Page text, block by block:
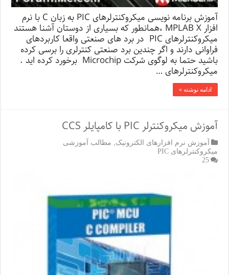
آموزش برنامه نویسی میکروکنترلرهای PIC به زبان C با نرم
افزار MPLAB X ،همانطور که بسیاری از دوستان آشنا هستند
میکروکنترلرهای PIC در برد های صنعتی واقعا کاربردهای
فراوانی دارند و اگر چندین برد صنعتی کنترلری را برسی کرده
باشید حتما به لوگوی شرکت Microchip برخورد کرده اید .
میکروکنترلرهای …
ادامه نوشته »
آموزش میکروکنترلر PIC با کامپایلر CCS
آموزش نرم افزارهای الکترونیک, مطالب آموزشی
میکروکنترلرهای PIC
25